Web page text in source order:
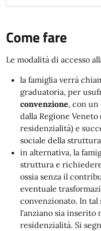
Come fare
Le modalità di accesso
la famiglia verrà
graduatoria, per
convenzione, con
dalla Regione
residenzialità) e
sociale della
in alternativa, la
struttura e
ossia senza il
eventuale
convenzionato. In tal
l'anziano sia inserito
residenzialità. Si